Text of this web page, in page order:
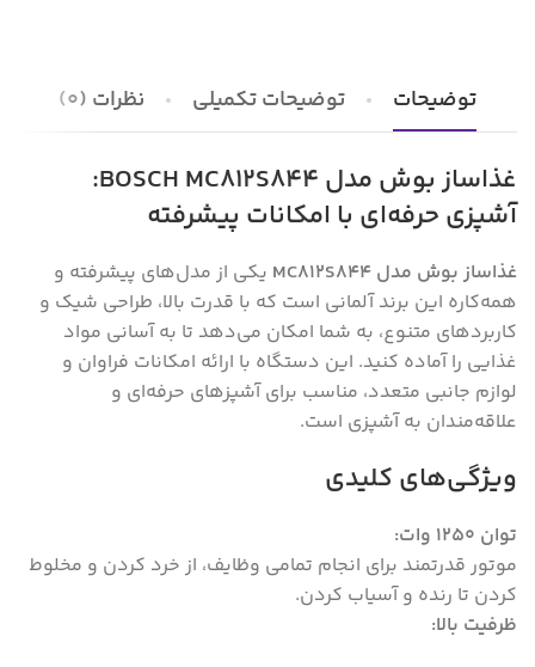
توضیحات توضیحات تکمیلی نظرات (0)
غذاساز بوش مدل BOSCH MC812S844:
آشپزی حرفه‌ای با امکانات پیشرفته
غذاساز بوش مدل MC812S844
یکی از مدل‌های پیشرفته و
همه‌کاره این برند آلمانی است که با قدرت بالا، طراحی شیک و
کاربردهای متنوع، به شما امکان می‌دهد تا به آسانی مواد
غذایی را آماده کنید. این دستگاه با ارائه امکانات فراوان و
لوازم جانبی متعدد، مناسب برای آشپزهای حرفه‌ای و
علاقه‌مندان به آشپزی است.
ویژگی‌های کلیدی
توان 1250 وات:
موتور قدرتمند برای انجام تمامی وظایف، از خرد کردن و مخلوط
کردن تا رنده و آسیاب کردن.
ظرفیت بالا: